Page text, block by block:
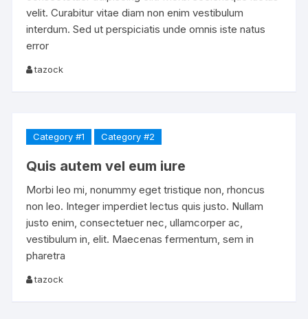
velit. Curabitur vitae diam non enim vestibulum
interdum. Sed ut perspiciatis unde omnis iste natus
error
tazock
Category #1 Category #2
Quis autem vel eum iure
Morbi leo mi, nonummy eget tristique non, rhoncus
non leo. Integer imperdiet lectus quis justo. Nullam
justo enim, consectetuer nec, ullamcorper ac,
vestibulum in, elit. Maecenas fermentum, sem in
pharetra
tazock